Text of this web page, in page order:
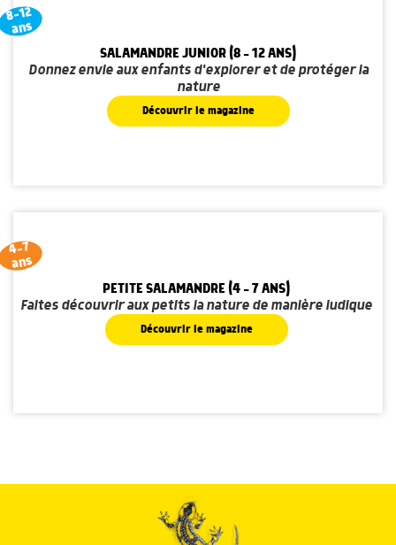
8-12
ans
SALAMANDRE JUNIOR (8 - 12 ANS)
Donnez envie aux enfants d'explorer et de protéger la
nature
Découvrir le magazine
4-7
ans
PETITE SALAMANDRE (4 - 7 ANS)
Faites découvrir aux petits la nature de manière ludique
Découvrir le magazine